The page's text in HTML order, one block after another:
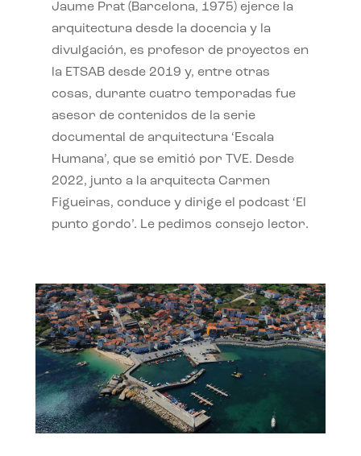
Jaume Prat (Barcelona, 1975) ejerce la
arquitectura desde la docencia y la
divulgación, es profesor de proyectos en
la ETSAB desde 2019 y, entre otras
cosas, durante cuatro temporadas fue
asesor de contenidos de la serie
documental de arquitectura ‘Escala
Humana’, que se emitió por TVE. Desde
2022, junto a la arquitecta Carmen
Figueiras, conduce y dirige el podcast ‘El
punto gordo’. Le pedimos consejo lector.